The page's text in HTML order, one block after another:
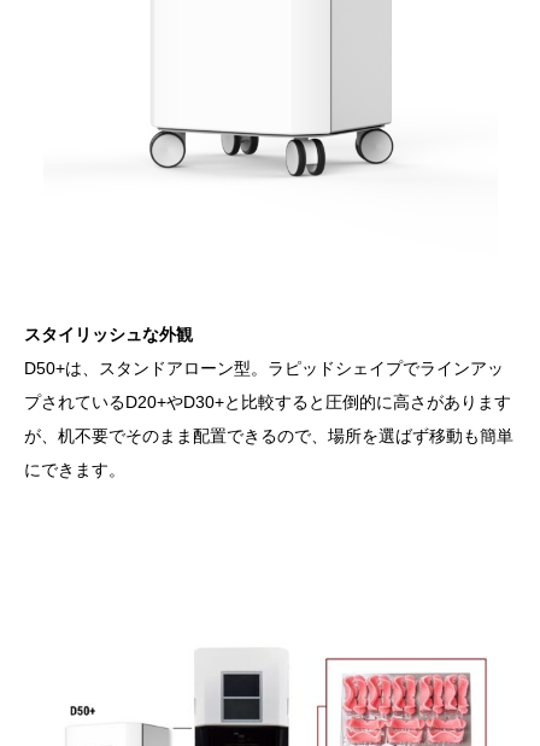
スタイリッシュな外観
D50+は、スタンドアローン型。ラピッドシェイプでラインアッ
プされているD20+やD30+と比較すると圧倒的に高さがあります
が、机不要でそのまま配置できるので、場所を選ばず移動も簡単
にできます。